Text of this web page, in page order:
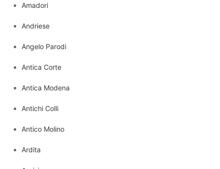
Amadori
Andriese
Angelo Parodi
Antica Corte
Antica Modena
Antichi Colli
Antico Molino
Ardita